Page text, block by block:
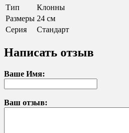
Тип
Клонны
Размеры 24 см
Серия
Стандарт
Написать отзыв
Ваше Имя:
Ваш отзыв: